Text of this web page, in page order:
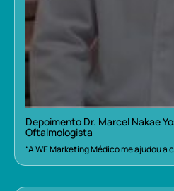
Depoimento Dr. Marcel Nakae
Oftalmologista
“A WE Marketing Médico me ajudou a